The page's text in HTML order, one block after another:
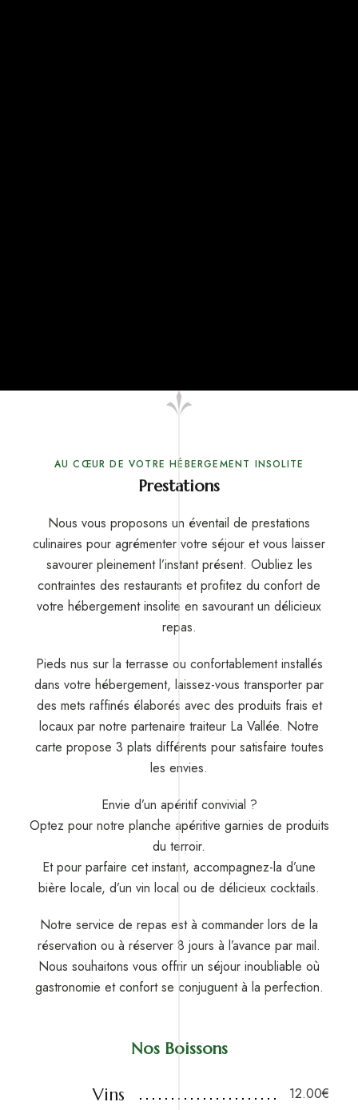
AU CŒUR DE VOTRE HÉBERGEMENT INSOLITE
Prestations
Nous vous proposons un éventail de prestations
culinaires pour agrémenter votre séjour et vous laisser
savourer pleinement l’instant présent. Oubliez les
contraintes des restaurants et profitez du confort de
votre hébergement insolite en savourant un délicieux
repas.
Pieds nus sur la terrasse ou confortablement installés
dans votre hébergement, laissez-vous transporter par
des mets raffinés élaborés avec des produits frais et
locaux par notre partenaire traiteur La Vallée. Notre
carte propose 3 plats différents pour satisfaire toutes
les envies.
Envie d’un apéritif convivial ?
Optez pour notre planche apéritive garnies de produits
du terroir.
Et pour parfaire cet instant, accompagnez-la d’une
bière locale, d’un vin local ou de délicieux cocktails.
Notre service de repas est à commander lors de la
réservation ou à réserver 8 jours à l’avance par mail.
Nous souhaitons vous offrir un séjour inoubliable où
gastronomie et confort se conjuguent à la perfection.
Nos Boissons
Vins
12.00€